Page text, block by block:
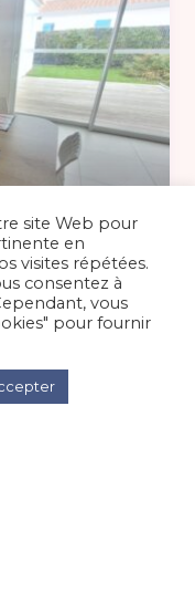
océan
site Web pour
en
visites répétées.
consentez à
vous
pour fournir